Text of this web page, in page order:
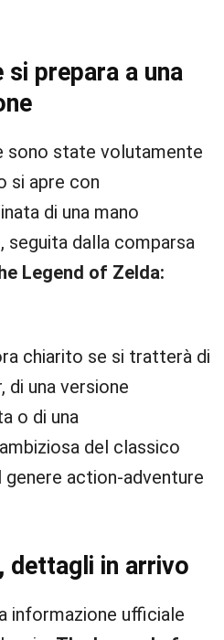
prepara a una
sono state volutamente
si apre con
di una mano
seguita dalla comparsa
Legend of Zelda:
chiarito se si tratterà di
di una versione
o di una
del classico
action-adventure
dettagli in arrivo
informazione ufficiale